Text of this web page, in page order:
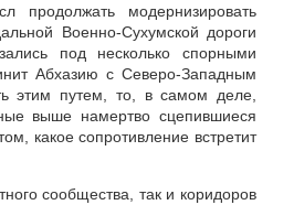
продолжать модернизировать
Военно-Сухумской дороги
под несколько спорными
Абхазию с Северо-Западным
этим путем, то, в самом деле,
выше намертво сцепившиеся
какое сопротивление встретит
сообщества, так и коридоров